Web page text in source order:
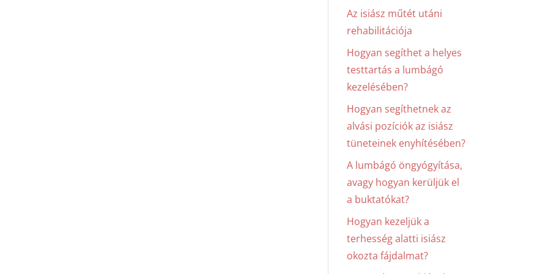
Az isiász műtét utáni
rehabilitációja
Hogyan segíthet a helyes
testtartás a lumbágó
kezelésében?
Hogyan segíthetnek az
alvási pozíciók az isiász
tüneteinek enyhítésében?
A lumbágó öngyógyítása,
avagy hogyan kerüljük el
a buktatókat?
Hogyan kezeljük a
terhesség alatti isiász
okozta fájdalmat?